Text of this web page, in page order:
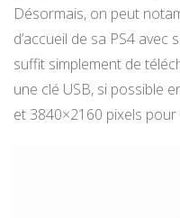
Désormais, on peut
d’accueil de sa PS4 avec
suffit simplement de
une clé USB, si possible
et 3840×2160 pixels pour